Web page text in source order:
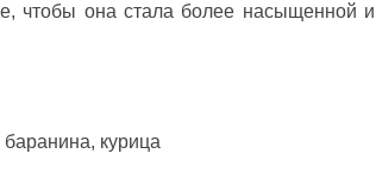
чтобы она стала более насыщенной и
курица